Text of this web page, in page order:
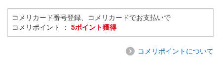
コメリカード番号登録、コメリカードでお支払いで
コメリポイント ： 5ポイント獲得
コメリポイントについて